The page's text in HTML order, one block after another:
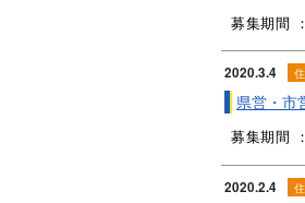
募集期間
2020.3.4
県営・市
募集期間
2020.2.4